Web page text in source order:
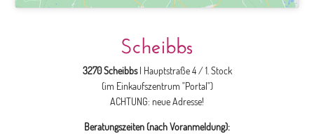
Scheibbs
3270 Scheibbs| Hauptstraße 4 / 1. Stock
(im Einkaufszentrum "Portal")
ACHTUNG: neue Adresse!
Beratungszeiten (nach Voranmeldung):